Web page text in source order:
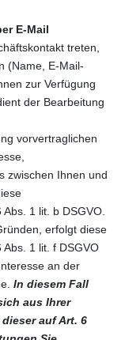
E-Mail
treten,
(Name, E-Mail-
zur Verfügung
der Bearbeitung
vorvertraglichen
zwischen Ihnen und
1 lit. b DSGVO.
erfolgt diese
1 lit. f DSGVO
an der
In diesem Fall
aus Ihrer
auf Art. 6